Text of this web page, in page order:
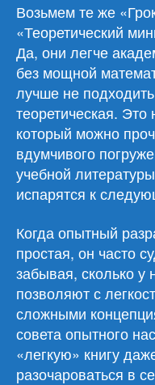
Возьмем те же
«Теоретический
Да, они легче
без мощной
лучше не
теоретическая.
который можно
вдумчивого
учебной
испарятся к
Когда опытный
простая, он часто
забывая, сколько у
позволяют с
сложными
совета опытного
«легкую» книгу
разочароваться в